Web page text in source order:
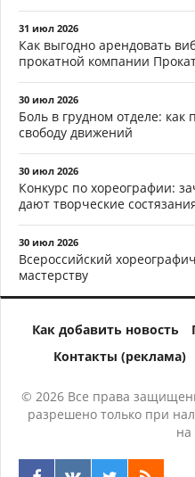
31 июл 2026
Как выгодно арендовать
прокатной компании
30 июл 2026
Боль в грудном отделе:
свободу движений
30 июл 2026
Конкурс по хореографии:
дают творческие
30 июл 2026
Всероссийский
мастерству
Как добавить новость
Контакты (реклама)
© 2026 Все права
разрешено только при
на